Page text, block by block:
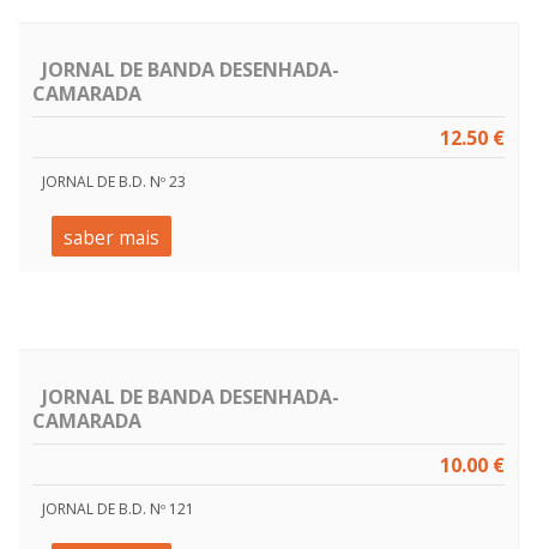
JORNAL DE BANDA DESENHADA-
CAMARADA
12.50 €
JORNAL DE B.D. Nº 23
saber mais
JORNAL DE BANDA DESENHADA-
CAMARADA
10.00 €
JORNAL DE B.D. Nº 121